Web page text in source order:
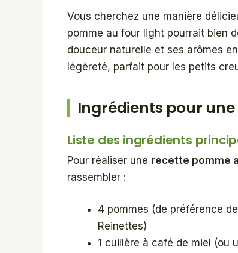
Vous cherchez une manière
pomme au four light pourrait bien
douceur naturelle et ses arômes
légèreté, parfait pour les petits
Ingrédients pour
Liste des ingrédients
Pour réaliser une recette pomme
rassembler :
4 pommes (de préférence
Reinettes)
1 cuillère à café de miel (ou